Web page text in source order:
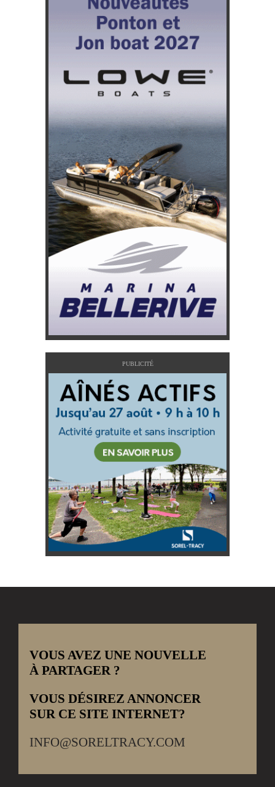
PUBLICITÉ
VOUS AVEZ UNE NOUVELLE
À PARTAGER ?
VOUS DÉSIREZ ANNONCER
SUR CE SITE INTERNET?
INFO@SORELTRACY.COM